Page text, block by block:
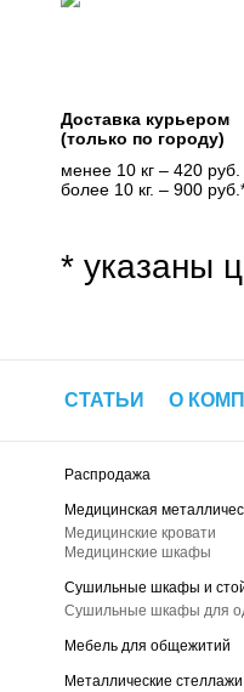
Доставка курьером
(только по городу)
менее 10 кг – 420 руб.
более 10 кг. – 900
* указаны
СТАТЬИ О
Распродажа
Медицинская
Медицинские кровати
Медицинские шкафы
Сушильные шкафы и
Сушильные шкафы для
Мебель для общежитий
Металлические стеллажи